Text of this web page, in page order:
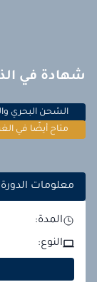
شهادة في
الشحن البحري
متاح أيضًا في
معلومات الدورة
المدة:
النوع: